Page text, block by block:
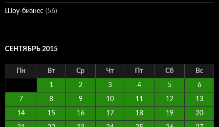
Шоу-бизнес (56)
СЕНТЯБРЬ 2015
Пн Вт Ср Чт Пт Сб Вс
1 2 3 4 5 6
7 8 9 10 11 12 13
14 15 16 17 18 19 20